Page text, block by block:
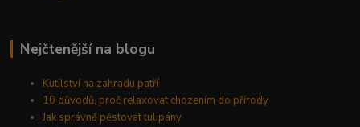
Nejčtenější na blogu
Kutilství na zahradu patří
10 důvodů, proč relaxovat chozením do přírody
Jak správně pěstovat tulipány